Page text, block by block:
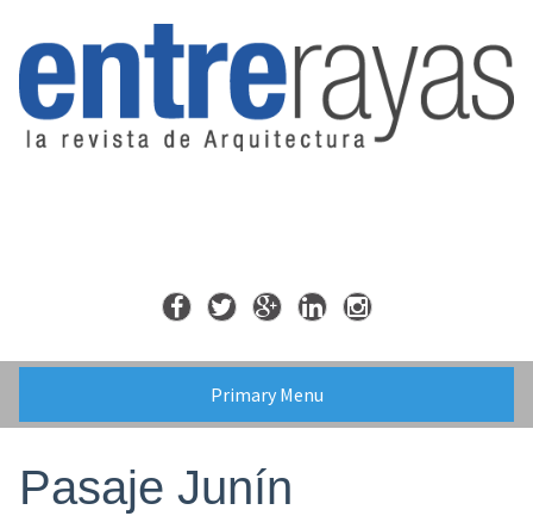
content
Primary Menu
Pasaje Junín